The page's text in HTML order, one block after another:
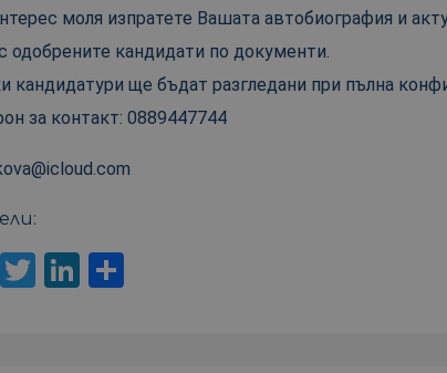
моля изпратете Вашата автобиография и
одобрените кандидати по документи.
кандидатури ще бъдат разгледани при пълна
за контакт: 0889447744
Facebook
Twitter
LinkedIn